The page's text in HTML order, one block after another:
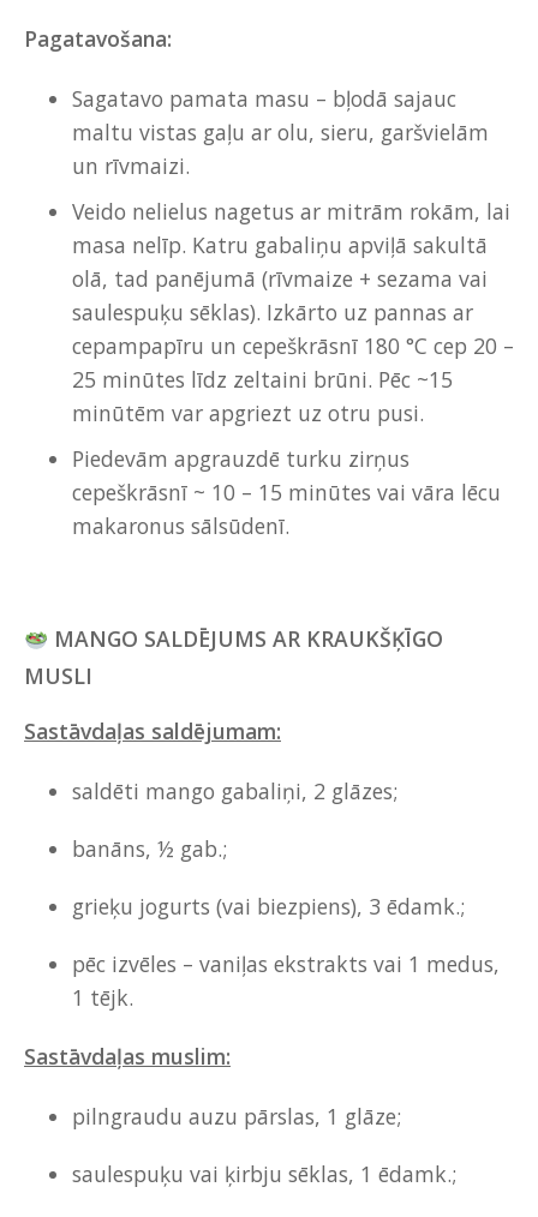
Pagatavošana:
Sagatavo pamata masu – bļodā sajauc
maltu vistas gaļu ar olu, sieru, garšvielām
un rīvmaizi.
Veido nelielus nagetus ar mitrām rokām, lai
masa nelīp. Katru gabaliņu apviļā sakultā
olā, tad panējumā (rīvmaize + sezama vai
saulespuķu sēklas). Izkārto uz pannas ar
cepampapīru un cepeškrāsnī 180 °C cep 20 –
25 minūtes līdz zeltaini brūni. Pēc ~15
minūtēm var apgriezt uz otru pusi.
Piedevām apgrauzdē turku zirņus
cepeškrāsnī ~ 10 – 15 minūtes vai vāra lēcu
makaronus sālsūdenī.
MANGO SALDĒJUMS AR KRAUKŠĶĪGO
MUSLI
Sastāvdaļas saldējumam:
saldēti mango gabaliņi, 2 glāzes;
banāns, ½ gab.;
grieķu jogurts (vai biezpiens), 3 ēdamk.;
pēc izvēles – vaniļas ekstrakts vai 1 medus,
1 tējk.
Sastāvdaļas muslim:
pilngraudu auzu pārslas, 1 glāze;
saulespuķu vai ķirbju sēklas, 1 ēdamk.;